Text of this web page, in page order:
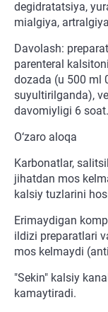
degidratatsiya,
mialgiya,
Davolash:
parenteral
dozada (u 500 ml
suyultirilganda),
davomiyligi 6 soat.
O‘zaro aloqa
Karbonatlar,
jihatdan mos
kalsiy tuzlarini
Erimaydigan
ildizi preparatlari
mos kelmaydi
"Sekin" kalsiy
kamaytiradi.